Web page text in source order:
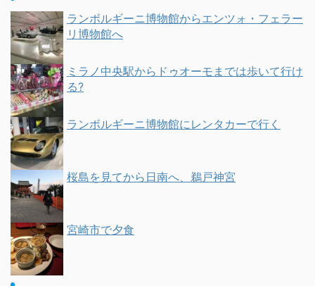
ランボルギーニ博物館からエンツォ・フェラー
リ博物館へ
ミラノ中央駅からドゥオーモまでは歩いて行け
る?
ランボルギーニ博物館にレンタカーで行く
桜島を見てから日南へ、鵜戸神宮
宮崎市で夕食